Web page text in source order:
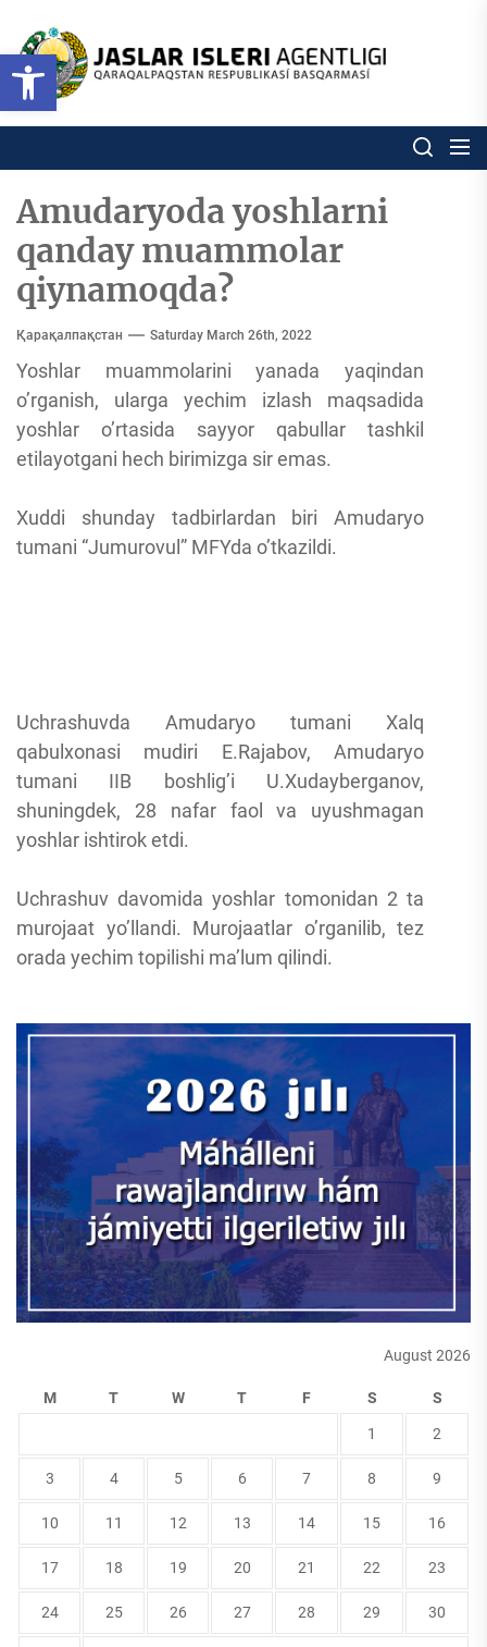
Open toolbar
content
Respublikası
basqarması
Ózbekstan jaslar isleri
Amudaryoda yoshlarni
qanday muammolar
qiynamoqda?
Қарақалпақстан Saturday March 26th, 2022
Yoshlar muammolarini yanada yaqindan
o’rganish, ularga yechim izlash maqsadida
yoshlar o’rtasida sayyor qabullar tashkil
etilayotgani hech birimizga sir emas.
Xuddi shunday tadbirlardan biri Amudaryo
tumani “Jumurovul” MFYda o’tkazildi.
Uchrashuvda Amudaryo tumani Xalq
qabulxonasi mudiri E.Rajabov, Amudaryo
tumani IIB boshlig’i U.Xudayberganov,
shuningdek, 28 nafar faol va uyushmagan
yoshlar ishtirok etdi.
Uchrashuv davomida yoshlar tomonidan 2 ta
murojaat yo’llandi. Murojaatlar o’rganilib, tez
orada yechim topilishi ma’lum qilindi.
August 2026
M T W T F S S
1 2
3 4 5 6 7 8 9
10 11 12 13 14 15 16
17 18 19 20 21 22 23
24 25 26 27 28 29 30